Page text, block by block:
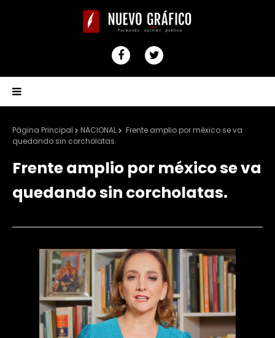
Página Principal NACIONAL
Frente amplio por méxico se va
quedando sin corcholatas.
Frente amplio por méxico se va
quedando sin corcholatas.